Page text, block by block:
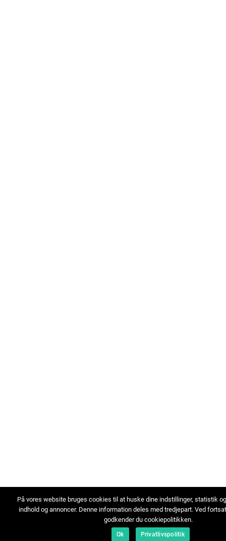
På vores website bruges cookies til at huske dine indstillinger, statistik
indhold og annoncer. Denne information deles med tredjepart. Ved
godkender du cookiepolitikken.
Ok Privatlivspolitik